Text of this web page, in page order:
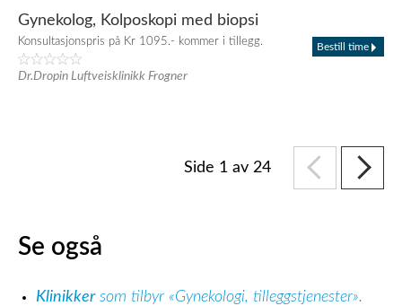
Gynekolog, Kolposkopi med biopsi
Konsultasjonspris på Kr 1095.- kommer i tillegg.
Dr.Dropin Luftveisklinikk Frogner
Bestill time
Side 1 av 24
Se også
Klinikkersom tilbyr «Gynekologi, tilleggstjenester».